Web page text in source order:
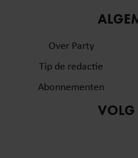
Over Party
Tip de redactie
Abonnementen